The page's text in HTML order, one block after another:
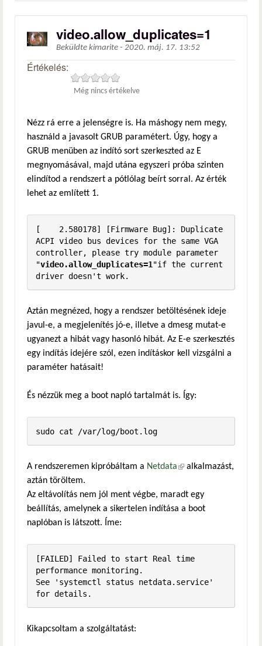
video.allow_duplicates=1
Beküldte kimarite - 2020. máj. 17. 13:52
Értékelés:
Még nincs értékelve
Nézz rá erre a jelenségre is. Ha máshogy nem megy,
használd a javasolt GRUB paramétert. Úgy, hogy a
GRUB menüben az indító sort szerkeszted az E
megnyomásával, majd utána egyszeri próba szinten
elindítod a rendszert a pótlólag beírt sorral. Az érték
lehet az említett 1.
[    2.580178] [Firmware Bug]: Duplicate
ACPI video bus devices for the same VGA
controller, please try module parameter
"video.allow_duplicates=1 "if the current
driver doesn't work.
Aztán megnézed, hogy a rendszer betöltésének ideje
javul-e, a megjelenítés jó-e, illetve a dmesg mutat-e
ugyanezt a hibát vagy hasonló hibát. Az E-e szerkesztés
egy indítás idejére szól, ezen indításkor kell vizsgálni a
paraméter hatásait!
És nézzük meg a boot napló tartalmát is. Így:
sudo cat /var/log/boot.log
A rendszeremen kipróbáltam a Netdata(külső hivatkozás)
alkalmazást,
aztán töröltem.
Az eltávolítás nem jól ment végbe, maradt egy
beállítás, amelynek a sikertelen indítása a boot
naplóban is látszott. Íme:
[FAILED] Failed to start Real time
performance monitoring.
See 'systemctl status netdata.service'
for details.
Kikapcsoltam a szolgáltatást: